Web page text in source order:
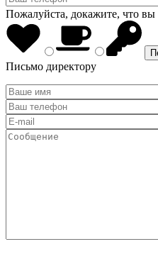
Пожалуйста, докажите, что вы
Письмо директору